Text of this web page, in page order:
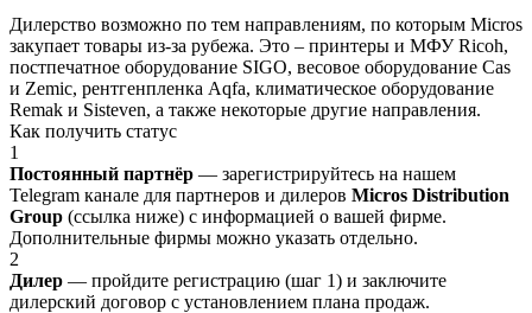
Дилерство возможно по тем направлениям, по которым Micros
закупает товары из-за рубежа. Это – принтеры и МФУ Ricoh,
постпечатное оборудование SIGO, весовое оборудование Cas
и Zemic, рентгенпленка Aqfa, климатическое оборудование
Remak и Sisteven, а также некоторые другие направления.
Как получить статус
1
Постоянный партнёр — зарегистрируйтесь на нашем
Telegram канале для партнеров и дилеров Micros Distribution
Group (ссылка ниже) с информацией о вашей фирме.
Дополнительные фирмы можно указать отдельно.
2
Дилер — пройдите регистрацию (шаг 1) и заключите
дилерский договор с установлением плана продаж.